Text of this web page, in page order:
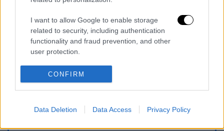
I want to allow Google to enable storage
related to security, including authentication
functionality and fraud prevention, and other
user protection.
CONFIRM
Data Deletion Data Access Privacy Policy
— Foo Fighters (@foofighters)
26, 2022
Διαβάστε ακόμη
πλησίαζε τα 75 όταν τον αντάμωσε η δόξα –
Εκείνος που άλλαξε την πορεία της
Ιστορίας!
«Κάθε πόλεμος είναι ένας εμφύλιος, όλοι
είμαστε αδέλφια»